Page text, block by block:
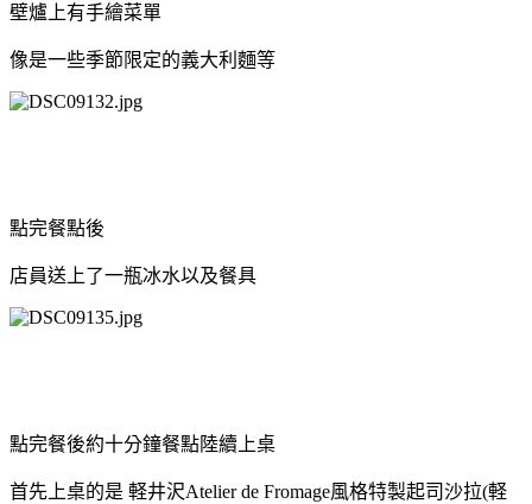
壁爐上有手繪菜單
像是一些季節限定的義大利麵等
點完餐點後
店員送上了一瓶冰水以及餐具
點完餐後約十分鐘餐點陸續上桌
首先上桌的是 軽井沢Atelier de Fromage風格特製起司沙拉(軽